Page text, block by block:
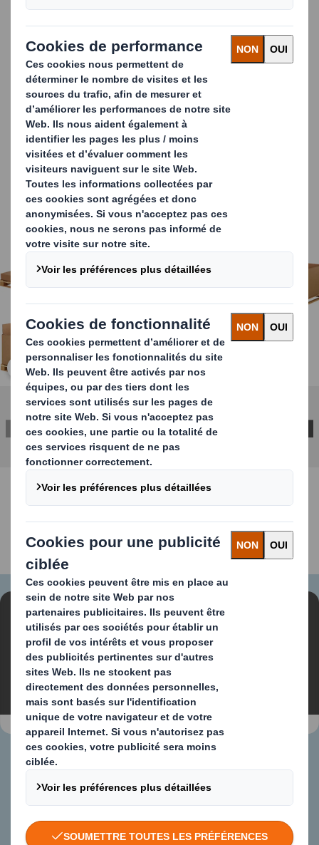
des emballages déjà homologués par chaque
constructeur et répondant à des caractéristiques
techniques bien définies.
Notre solution CKD se distingue ainsi par sa
« double corps »,permettant un empilage sûr tant en
situation statique que dynamique, garantissant une
sécurité et une stabilité maximales lors du stockage.
De plus, nous la livrons pré-montée et pliée, ce qui
permet d'accélérer le processus de montage, le réduisant
à moins d'une minute.
Carousel. Use previous and next buttons to move
Cliquez pour agrandir l’image
CONTACTEZ-NOUS
Contenu bloqué
Pour visionner cette vidéo, vous devez accepter les
cookies « fonctionnels »
Modifier mes paramètres
CKD
Découvrez CKD, notre solution d'emballage pliable
conçue pour répondre aux exigences du transport
maritime dans le secteur automobile. Idéale pour